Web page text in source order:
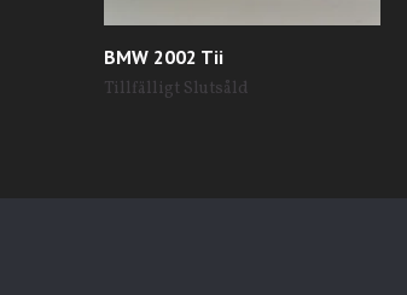
BMW 2002 Tii
Tillfälligt Slutsåld